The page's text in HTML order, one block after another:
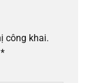
công khai.
*